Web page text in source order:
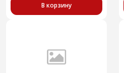
В корзину